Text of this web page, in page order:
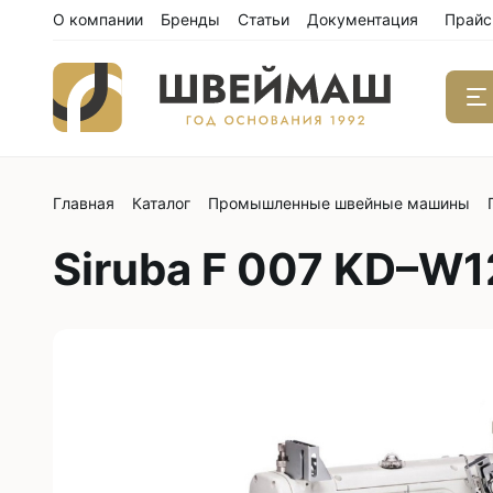
О компании Бренды Статьи Документация Прайс
С
Главная Каталог Промышленные швейные машины
Siruba F 007